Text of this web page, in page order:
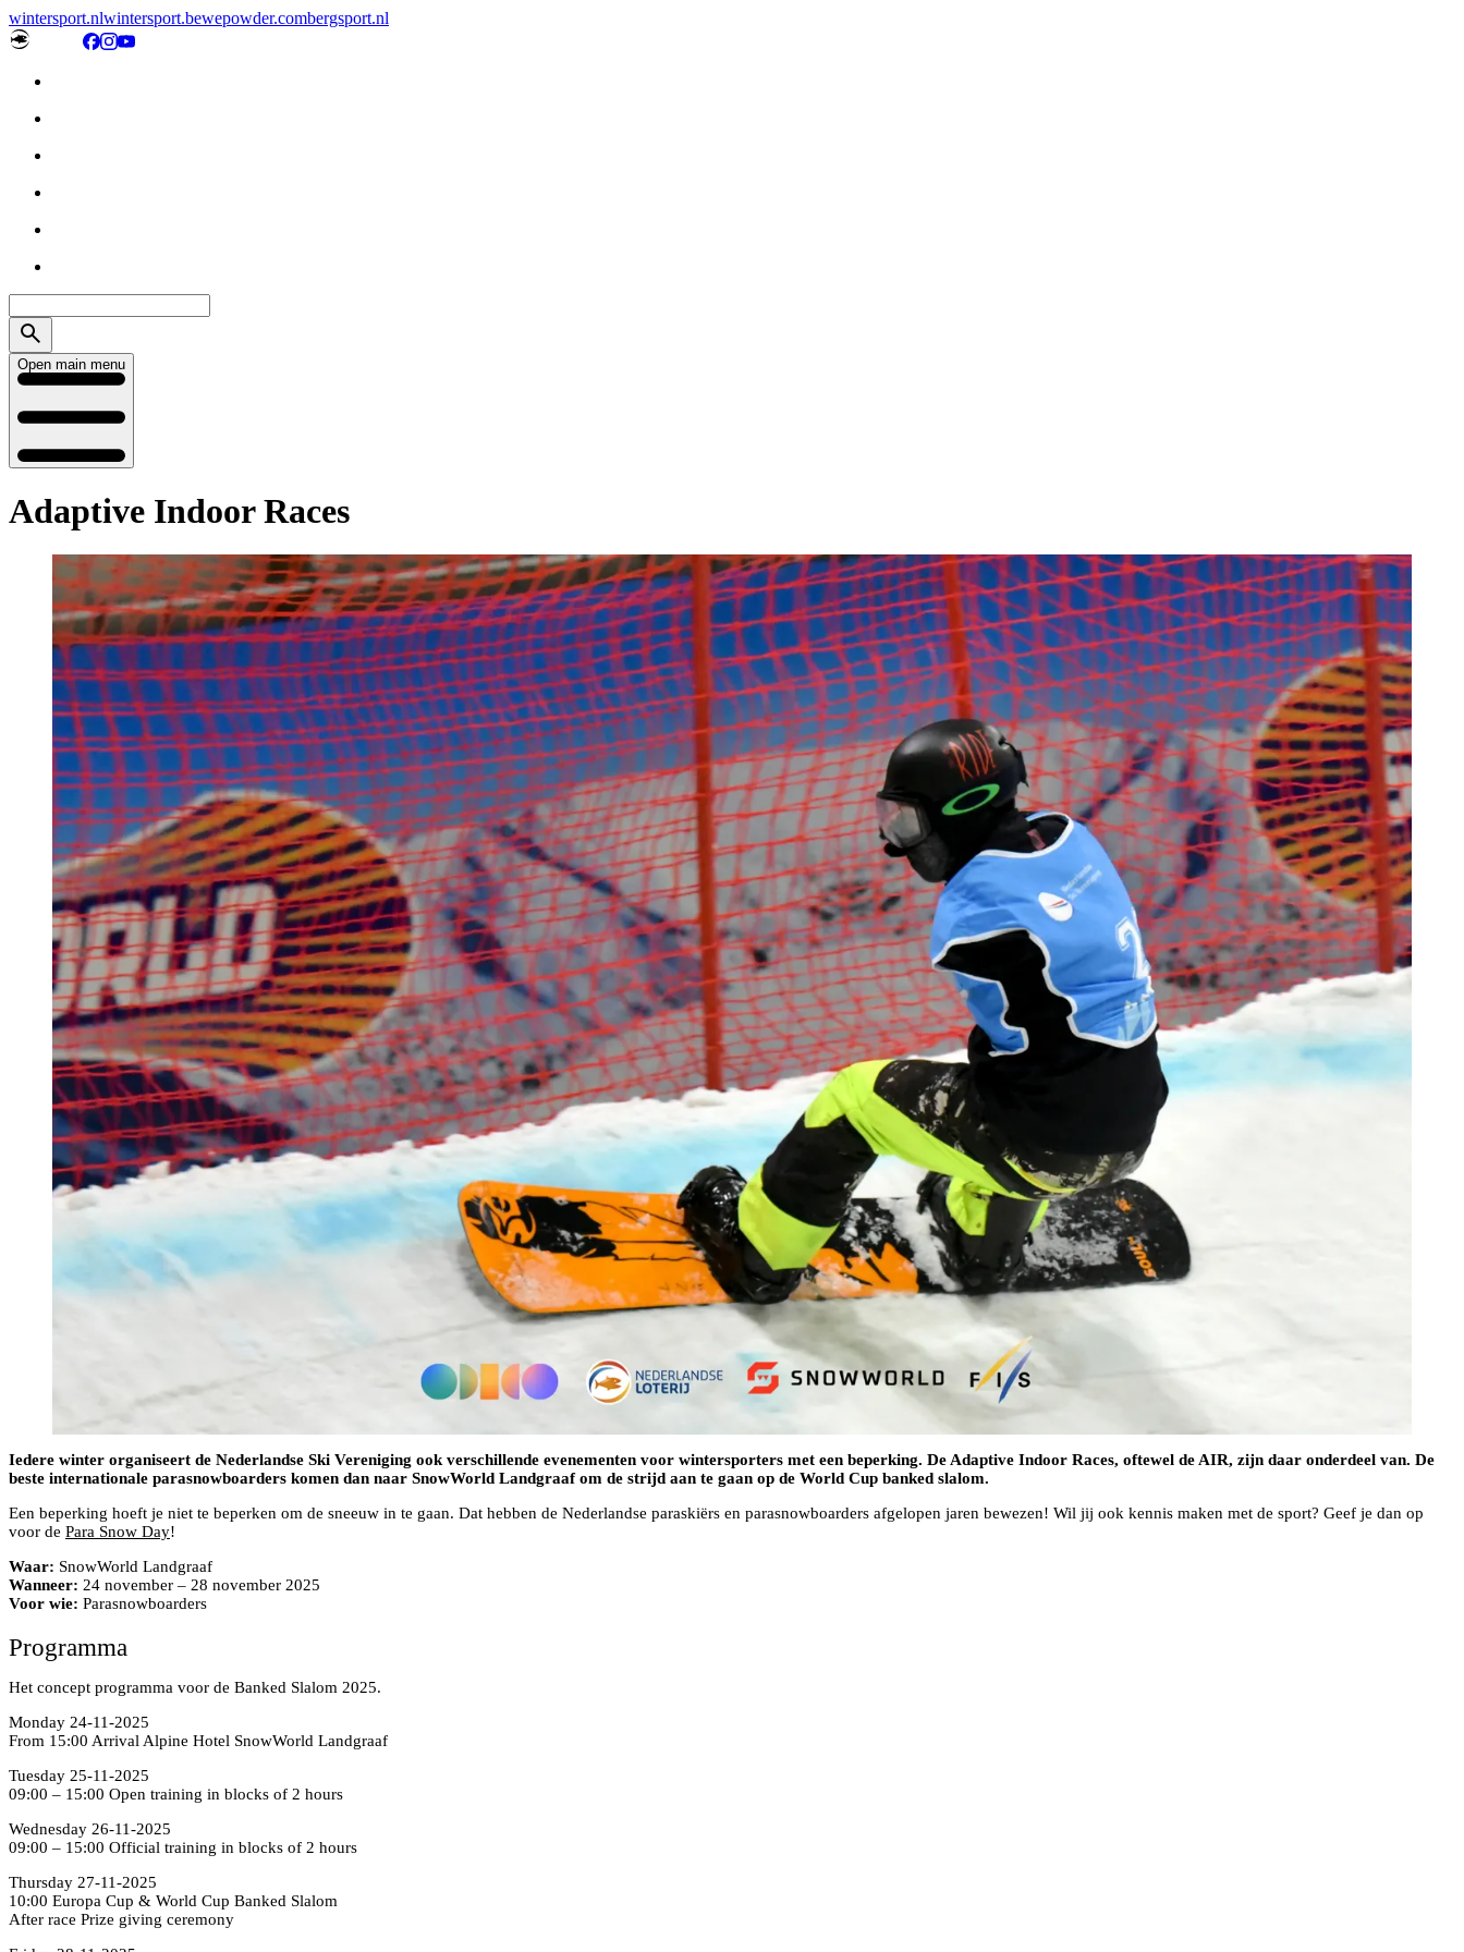
wintersport.nlwintersport.bewepowder.combergsport.nl
Open main menu
Adaptive Indoor Races
Iedere winter organiseert de Nederlandse Ski Vereniging ook verschillende evenementen voor wintersporters met een beperking. De Adaptive Indoor Races, oftewel de AIR, zijn daar onderdeel van. De
beste internationale parasnowboarders komen dan naar SnowWorld Landgraaf om de strijd aan te gaan op de World Cup banked slalom.
Een beperking hoeft je niet te beperken om de sneeuw in te gaan. Dat hebben de Nederlandse paraskiërs en parasnowboarders afgelopen jaren bewezen! Wil jij ook kennis maken met de sport? Geef je dan op
voor de Para Snow Day!
Waar: SnowWorld Landgraaf
Wanneer: 24 november – 28 november 2025
Voor wie: Parasnowboarders
Programma
Het concept programma voor de Banked Slalom 2025.
Monday 24-11-2025
From 15:00 Arrival Alpine Hotel SnowWorld Landgraaf
Tuesday 25-11-2025
09:00 – 15:00 Open training in blocks of 2 hours
Wednesday 26-11-2025
09:00 – 15:00 Official training in blocks of 2 hours
Thursday 27-11-2025
10:00 Europa Cup & World Cup Banked Slalom
After race Prize giving ceremony